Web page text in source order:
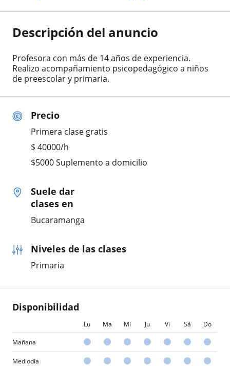
Precio
Primera clase gratis
$ 40000/h
$5000 Suplemento a domicilio
Suele dar
clases en
Bucaramanga
Niveles de las clases
Primaria
Disponibilidad
Lu Ma Mi Ju Vi Sá Do
Mañana
Mediodía
Descripción del anuncio
Profesora con más de 14 años de experiencia.
Realizo acompañamiento psicopedagógico a niños
de preescolar y primaria.